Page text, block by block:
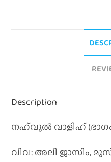
Description
നഹ്‌വുല്‍ വാളിഹ്‌ (ഭാഗം-
വിവ: അലി ജാസിം,